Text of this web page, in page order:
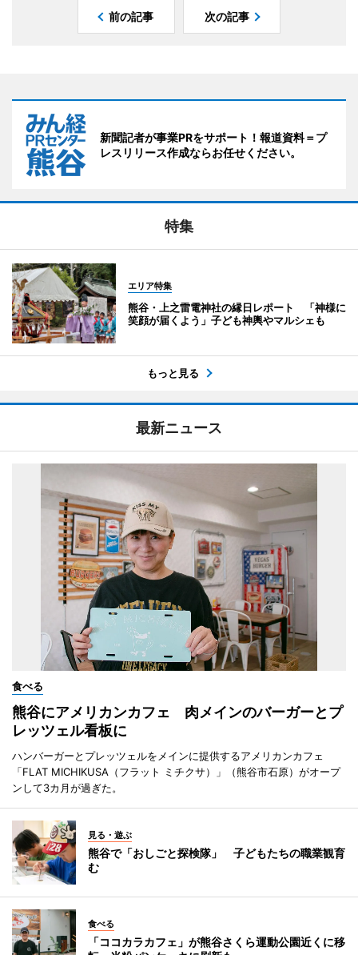
前の記事 次の記事
新聞記者が事業PRをサポート！報道資料＝プ
レスリリース作成ならお任せください。
特集
エリア特集
熊谷・上之雷電神社の縁日レポート 「神様に
笑顔が届くよう」子ども神輿やマルシェも
もっと見る
最新ニュース
食べる
熊谷にアメリカンカフェ 肉メインのバーガーとプ
レッツェル看板に
ハンバーガーとプレッツェルをメインに提供するアメリカンカフェ
「FLAT MICHIKUSA（フラット ミチクサ）」（熊谷市石原）がオープ
ンして3カ月が過ぎた。
見る・遊ぶ
熊谷で「おしごと探検隊」 子どもたちの職業観育
む
食べる
「ココカラカフェ」が熊谷さくら運動公園近くに移